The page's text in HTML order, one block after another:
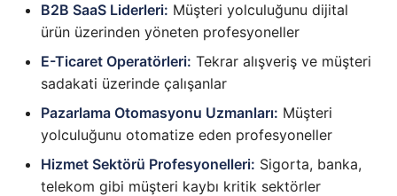
B2B SaaS Liderleri: Müşteri yolculuğunu dijital
ürün üzerinden yöneten profesyoneller
E-Ticaret Operatörleri: Tekrar alışveriş ve müşteri
sadakati üzerinde çalışanlar
Pazarlama Otomasyonu Uzmanları: Müşteri
yolculuğunu otomatize eden profesyoneller
Hizmet Sektörü Profesyonelleri: Sigorta, banka,
telekom gibi müşteri kaybı kritik sektörler